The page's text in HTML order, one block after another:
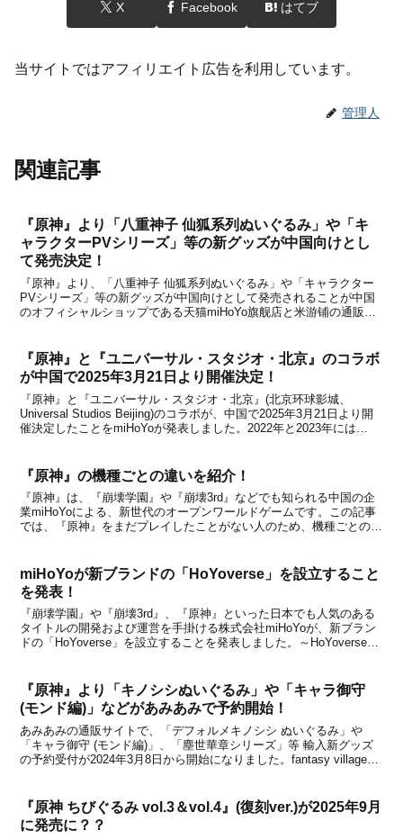
X Facebook はてブ
当サイトではアフィリエイト広告を利用しています。
管理人
関連記事
『原神』より「八重神子 仙狐系列ぬいぐるみ」や「キ
ャラクターPVシリーズ」等の新グッズが中国向けとし
て発売決定！
『原神』より、「八重神子 仙狐系列ぬいぐるみ」や「キャラクター
PVシリーズ」等の新グッズが中国向けとして発売されることが中国
のオフィシャルショップである天猫miHoYo旗舰店と米游铺の通販サ
『原神』と『ユニバーサル・スタジオ・北京』のコラボ
が中国で2025年3月21日より開催決定！
『原神』と『ユニバーサル・スタジオ・北京』(北京环球影城、
Universal Studios Beijing)のコラボが、中国で2025年3月21日より開
催決定したことをmiHoYoが発表しました。2022年と2023年には
『原神』の機種ごとの違いを紹介！
『原神』は、『崩壊学園』や『崩壊3rd』などでも知られる中国の企
業miHoYoによる、新世代のオープンワールドゲームです。この記事
では、『原神』をまだプレイしたことがない人のため、機種ごとの違
miHoYoが新ブランドの「HoYoverse」を設立すること
を発表！
『崩壊学園』や『崩壊3rd』、『原神』といった日本でも人気のある
タイトルの開発および運営を手掛ける株式会社miHoYoが、新ブラン
ドの「HoYoverse」を設立することを発表しました。～HoYoverseと
『原神』より「キノシシぬいぐるみ」や「キャラ御守
(モンド編)」などがあみあみで予約開始！
あみあみの通販サイトで、「デフォルメキノシシ ぬいぐるみ」や
「キャラ御守 (モンド編)」、「塵世華章シリーズ」等 輸入新グッズ
の予約受付が2024年3月8日から開始になりました。fantasy villageで
『原神 ちびぐるみ vol.3＆vol.4』(復刻ver.)が2025年9月
に発売に？？